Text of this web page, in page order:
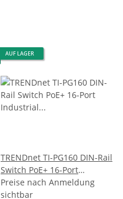
AUF LAGER
TRENDnet TI-PG160 DIN-Rail
Switch PoE+ 16-Port
Industrial Gigabit
Preise nach Anmeldung
sichtbar